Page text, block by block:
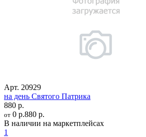
Арт. 20929
на день Святого Патрика
880 р.
от 0 р.880 р.
В наличии на маркетплейсах
1